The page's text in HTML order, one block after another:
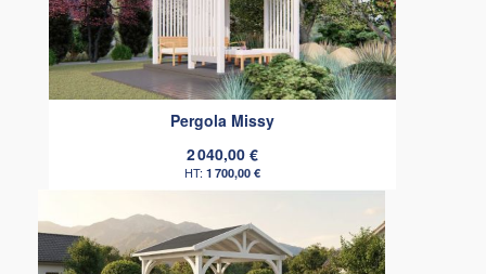
Pergola Missy
2 040,00 €
1 700,00 €